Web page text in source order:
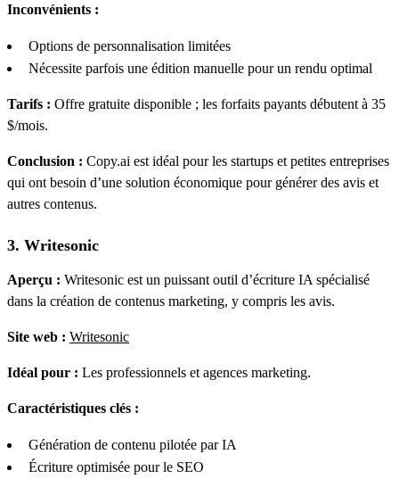
Inconvénients :
Options de personnalisation limitées
Nécessite parfois une édition manuelle pour un rendu optimal
Tarifs : Offre gratuite disponible ; les forfaits payants débutent à 35
$/mois.
Conclusion : Copy.ai est idéal pour les startups et petites entreprises
qui ont besoin d’une solution économique pour générer des avis et
autres contenus.
3. Writesonic
Aperçu : Writesonic est un puissant outil d’écriture IA spécialisé
dans la création de contenus marketing, y compris les avis.
Site web : Writesonic
Idéal pour : Les professionnels et agences marketing.
Caractéristiques clés :
Génération de contenu pilotée par IA
Écriture optimisée pour le SEO